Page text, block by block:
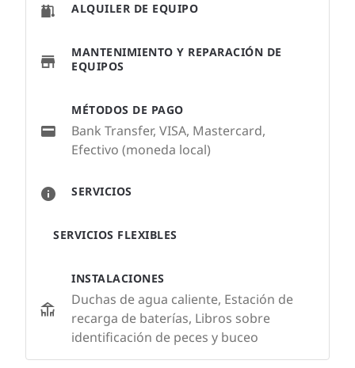
SERVICIOS
SERVICIOS FLEXIBLES
INSTALACIONES
Duchas de agua caliente, Estación de
recarga de baterías, Libros sobre
identificación de peces y buceo
ALQUILER DE EQUIPO
MANTENIMIENTO Y REPARACIÓN DE
EQUIPOS
MÉTODOS DE PAGO
Bank Transfer, VISA, Mastercard,
Efectivo (moneda local)